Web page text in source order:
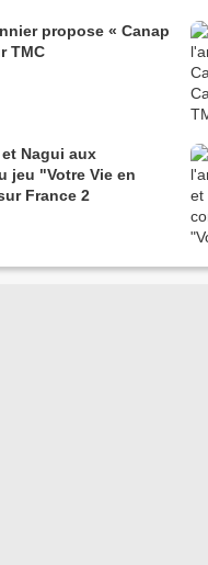
propose « Canap
TMC
Nagui aux
jeu "Votre Vie en
France 2